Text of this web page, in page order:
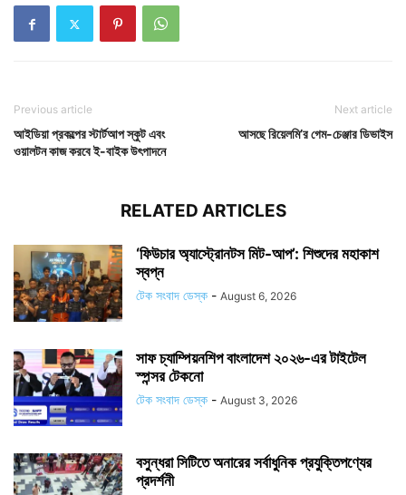
Previous article
আইডিয়া প্রকল্পের স্টার্টআপ স্কুট এবং
ওয়ালটন কাজ করবে ই-বাইক উৎপাদনে
Next article
আসছে রিয়েলমি’র গেম-চেঞ্জার ডিভাইস
RELATED ARTICLES
‘ফিউচার অ্যাস্ট্রোনটস মিট-আপ’: শিশুদের মহাকাশ
স্বপ্ন
টেক সংবাদ ডেস্ক - August 6, 2026
সাফ চ্যাম্পিয়নশিপ বাংলাদেশ ২০২৬-এর টাইটেল
স্পন্সর টেকনো
টেক সংবাদ ডেস্ক - August 3, 2026
বসুন্ধরা সিটিতে অনারের সর্বাধুনিক প্রযুক্তিপণ্যের
প্রদর্শনী